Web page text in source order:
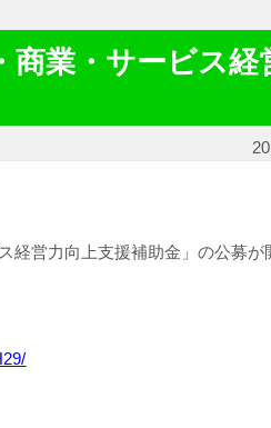
商業・サービス経
経営力向上支援補助金」の公募が